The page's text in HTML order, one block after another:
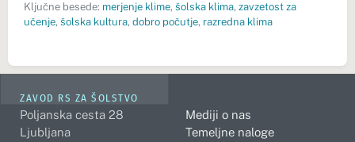
Ključne besede: merjenje klime, šolska klima, zavzetost za
učenje, šolska kultura, dobro počutje, razredna klima
ZAVOD RS ZA ŠOLSTVO
Poljanska cesta 28
Ljubljana
Mediji o nas
Temeljne naloge